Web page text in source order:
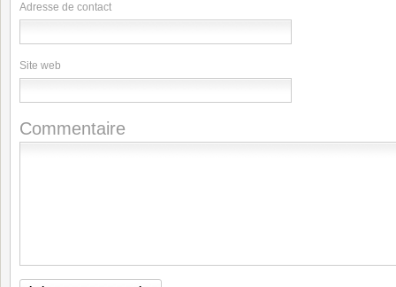
Adresse de contact
Site web
Commentaire